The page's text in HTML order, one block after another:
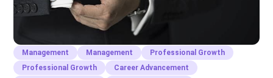
Management Management
Professional Growth
Professional Growth
Career Advancement